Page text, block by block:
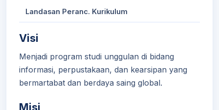
Landasan Peranc. Kurikulum
Visi
Menjadi program studi unggulan di bidang
informasi, perpustakaan, dan kearsipan yang
bermartabat dan berdaya saing global.
Misi